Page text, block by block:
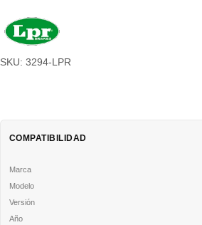
SKU: 3294-LPR
COMPATIBILIDAD